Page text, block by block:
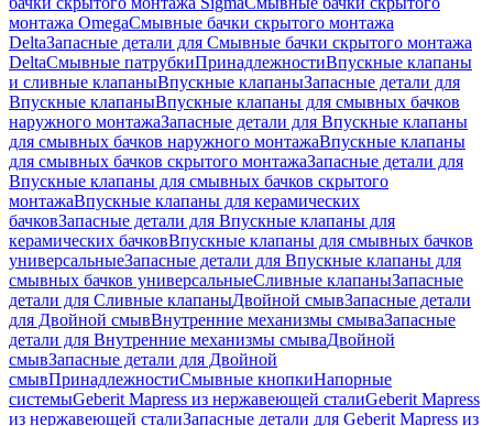
монтажа OmegaСмывные бачки скрытого монтажа
DeltaЗапасные детали для Смывные бачки скрытого монтажа
DeltaСмывные патрубкиПринадлежностиВпускные клапаны
и сливные клапаныВпускные клапаныЗапасные детали для
Впускные клапаныВпускные клапаны для смывных бачков
наружного монтажаЗапасные детали для Впускные клапаны
для смывных бачков наружного монтажаВпускные клапаны
для смывных бачков скрытого монтажаЗапасные детали для
Впускные клапаны для смывных бачков скрытого
монтажаВпускные клапаны для керамических
бачковЗапасные детали для Впускные клапаны для
керамических бачковВпускные клапаны для смывных бачков
универсальныеЗапасные детали для Впускные клапаны для
смывных бачков универсальныеСливные клапаныЗапасные
детали для Сливные клапаныДвойной смывЗапасные детали
для Двойной смывВнутренние механизмы смываЗапасные
детали для Внутренние механизмы смываДвойной
смывЗапасные детали для Двойной
смывПринадлежностиСмывные кнопкиНапорные
системыGeberit Mapress из нержавеющей сталиGeberit Mapress
из нержавеющей сталиЗапасные детали для Geberit Mapress из